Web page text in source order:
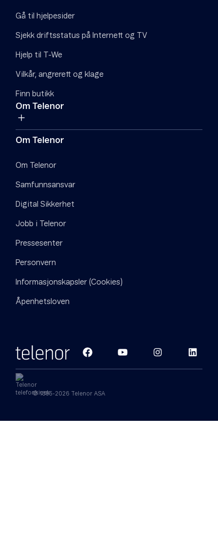
Gå til hjelpesider
Sjekk driftsstatus på Internett og TV
Hjelp til T-We
Vilkår, angrerett og klage
Finn butikk
Om Telenor
Om Telenor
Om Telenor
Samfunnsansvar
Digital Sikkerhet
Jobb i Telenor
Pressesenter
Personvern
Informasjonskapsler (Cookies)
Åpenhetsloven
© 1855-2026 Telenor ASA